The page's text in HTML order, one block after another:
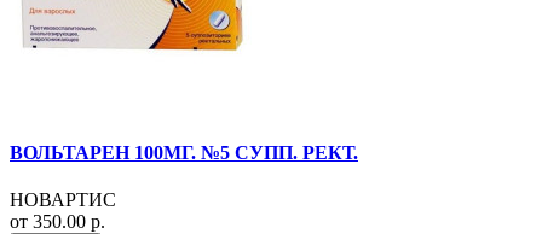
ВОЛЬТАРЕН 100МГ. №5 СУПП. РЕКТ.
НОВАРТИС
от 350.00 р.